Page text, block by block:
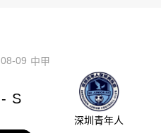
08-09 中甲
- S
深圳青年人